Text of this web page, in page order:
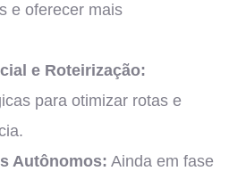
e oferecer mais
e Roteirização:
para otimizar rotas e
Autônomos: Ainda em fase